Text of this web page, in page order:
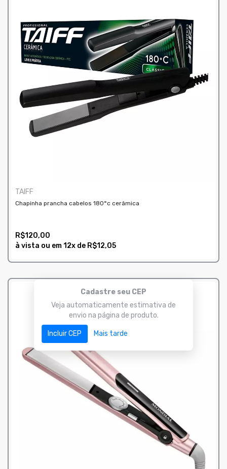
Cadastre seu CEP
Veja automaticamente estimativa de
envio na página de produto.
Incluir CEP Mais tarde
TAIFF
Chapinha prancha cabelos 180°c cerâmica
R$120,00
à vista ou em12x de R$12,05
COMPRAR